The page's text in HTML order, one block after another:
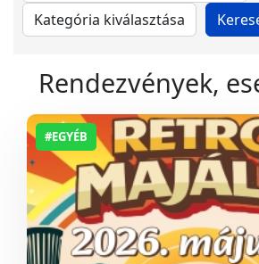
Rendezvények,
#EGYÉB